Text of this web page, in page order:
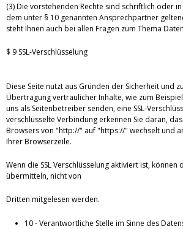
(3) Die vorstehenden Rechte sind schriftlich oder
dem unter § 10 genannten Ansprechpartner
steht Ihnen auch bei allen Fragen zum Thema
$ 9 SSL-Verschlüsselung
Diese Seite nutzt aus Gründen der Sicherheit und
Übertragung vertraulicher Inhalte, wie zum
uns als Seitenbetreiber senden, eine SSL-
verschlüsselte Verbindung erkennen Sie daran,
Browsers von "http://" auf "https://" wechselt und
Ihrer Browserzeile.
Wenn die SSL Verschlüsselung aktiviert ist, können
übermitteln, nicht von
Dritten mitgelesen werden.
10 - Verantwortliche Stelle im Sinne des